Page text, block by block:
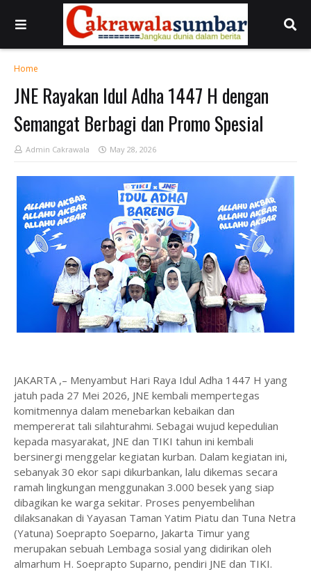
Home
JNE Rayakan Idul Adha 1447 H dengan
Semangat Berbagi dan Promo Spesial
Admin Cakrawala May 28, 2026
JAKARTA ,– Menyambut Hari Raya Idul Adha 1447 H yang
jatuh pada 27 Mei 2026, JNE kembali mempertegas
komitmennya dalam menebarkan kebaikan dan
mempererat tali silahturahmi. Sebagai wujud kepedulian
kepada masyarakat, JNE dan TIKI tahun ini kembali
bersinergi menggelar kegiatan kurban. Dalam kegiatan ini,
sebanyak 30 ekor sapi dikurbankan, lalu dikemas secara
ramah lingkungan menggunakan 3.000 besek yang siap
dibagikan ke warga sekitar. Proses penyembelihan
dilaksanakan di Yayasan Taman Yatim Piatu dan Tuna Netra
(Yatuna) Soeprapto Soeparno, Jakarta Timur yang
merupakan sebuah Lembaga sosial yang didirikan oleh
almarhum H. Soeprapto Suparno, pendiri JNE dan TIKI.